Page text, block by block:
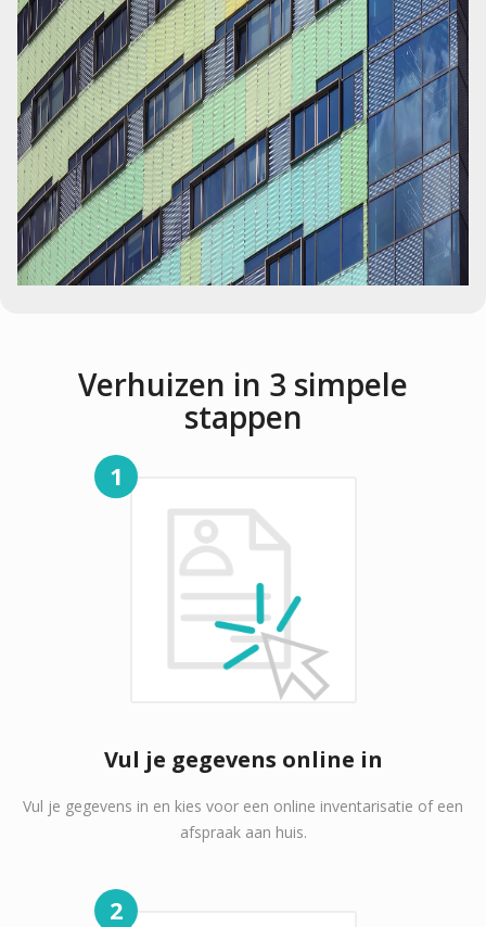
Verhuizen in 3 simpele
stappen
1
Vul je gegevens online in
Vul je gegevens in en kies voor een online inventarisatie of een
afspraak aan huis.
2